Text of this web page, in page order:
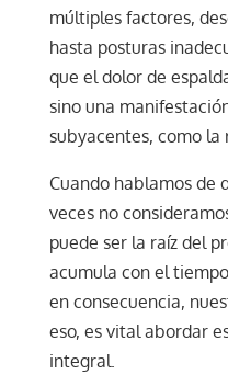
múltiples factores,
hasta posturas
que el dolor de
sino una
subyacentes, como la
Cuando hablamos de
veces no
puede ser la raíz del
acumula con el
en consecuencia,
eso, es vital abordar
integral.